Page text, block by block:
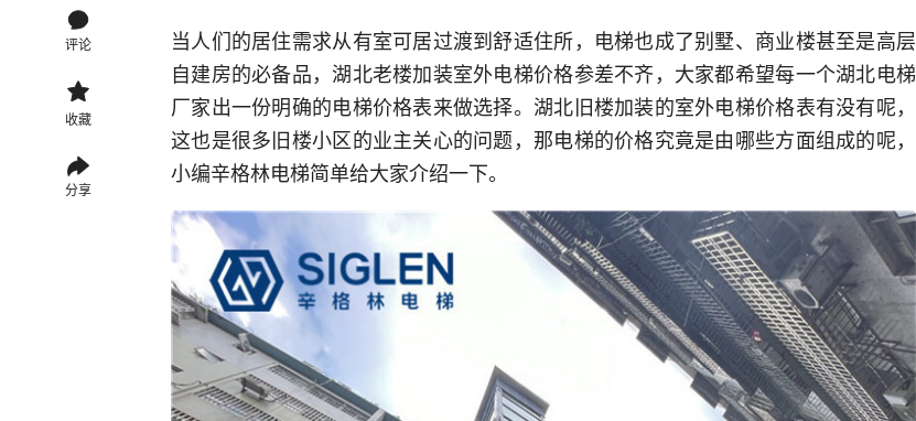
评论
收藏
分享
当人们的居住需求从有室可居过渡到舒适住所，电梯也成了别墅、商业楼甚至是高层
自建房的必备品，湖北老楼加装室外电梯价格参差不齐，大家都希望每一个湖北电梯
厂家出一份明确的电梯价格表来做选择。湖北旧楼加装的室外电梯价格表有没有呢，
这也是很多旧楼小区的业主关心的问题，那电梯的价格究竟是由哪些方面组成的呢，
小编辛格林电梯简单给大家介绍一下。